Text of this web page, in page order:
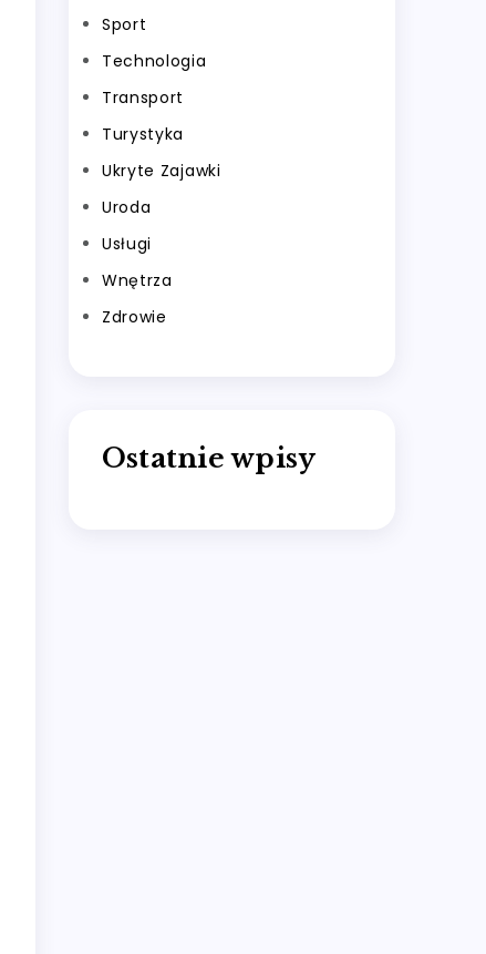
Sport
Technologia
Transport
Turystyka
Ukryte Zajawki
Uroda
Usługi
Wnętrza
Zdrowie
Ostatnie wpisy